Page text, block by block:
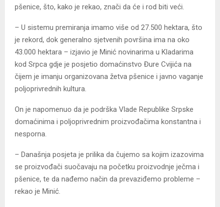
pšenice, što, kako je rekao, znači da će i rod biti veći.
– U sistemu premiranja imamo više od 27.500 hektara, što
je rekord, dok generalno sjetvenih površina ima na oko
43.000 hektara – izjavio je Minić novinarima u Kladarima
kod Srpca gdje je posjetio domaćinstvo Đure Cvijića na
čijem je imanju organizovana žetva pšenice i javno vaganje
poljoprivrednih kultura.
On je napomenuo da je podrška Vlade Republike Srpske
domaćinima i poljoprivrednim proizvođačima konstantna i
nesporna.
– Današnja posjeta je prilika da čujemo sa kojim izazovima
se proizvođači suočavaju na početku proizvodnje ječma i
pšenice, te da nađemo način da prevaziđemo probleme –
rekao je Minić.